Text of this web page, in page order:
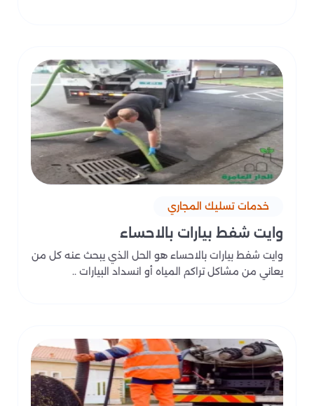
خدمات تسليك المجاري
وايت شفط بيارات بالاحساء
وايت شفط بيارات بالاحساء هو الحل الذي يبحث عنه كل من
يعاني من مشاكل تراكم المياه أو انسداد البيارات ..